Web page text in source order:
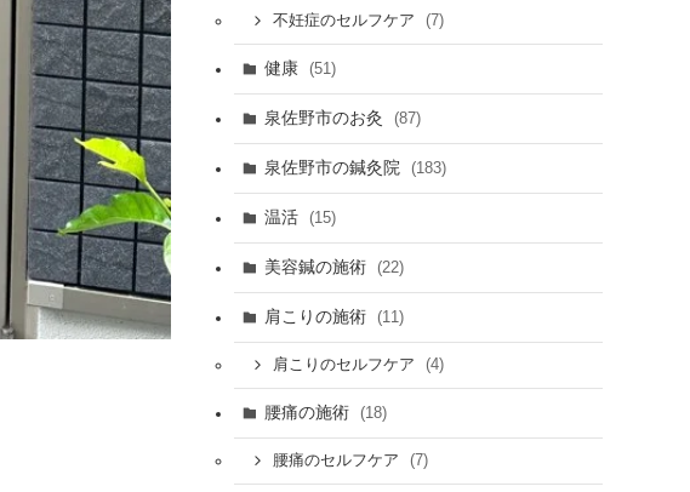
不妊症のセルフケア (7)
健康 (51)
泉佐野市のお灸 (87)
泉佐野市の鍼灸院 (183)
温活 (15)
美容鍼の施術 (22)
肩こりの施術 (11)
肩こりのセルフケア (4)
腰痛の施術 (18)
腰痛のセルフケア (7)